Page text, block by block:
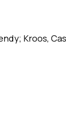
Kroos,